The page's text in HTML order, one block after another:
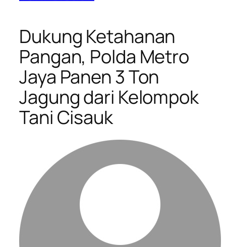
Dukung Ketahanan
Pangan, Polda Metro
Jaya Panen 3 Ton
Jagung dari Kelompok
Tani Cisauk